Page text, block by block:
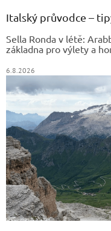
Italský průvodce –
Sella Ronda v létě:
základna pro výlety a
6.8.2026